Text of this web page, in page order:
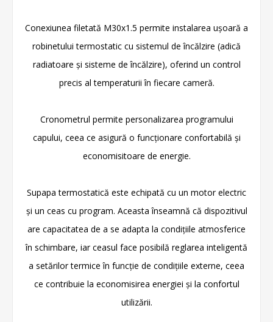
Conexiunea filetată M30x1.5 permite instalarea ușoară a
robinetului termostatic cu sistemul de încălzire (adică
radiatoare și sisteme de încălzire), oferind un control
precis al temperaturii în fiecare cameră.
Cronometrul permite personalizarea programului
capului, ceea ce asigură o funcționare confortabilă și
economisitoare de energie.
Supapa termostatică este echipată cu un motor electric
și un ceas cu program. Aceasta înseamnă că dispozitivul
are capacitatea de a se adapta la condițiile atmosferice
în schimbare, iar ceasul face posibilă reglarea inteligentă
a setărilor termice în funcție de condițiile externe, ceea
ce contribuie la economisirea energiei și la confortul
utilizării.